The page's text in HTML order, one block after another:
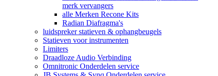
merk vervangers
alle Merken Recone Kits
Radian Diafragma's
luidspreker statieven & ophangbeugels
Statieven voor instrumenten
Limiters
Draadloze Audio Verbinding
Omnitronic Onderdelen service